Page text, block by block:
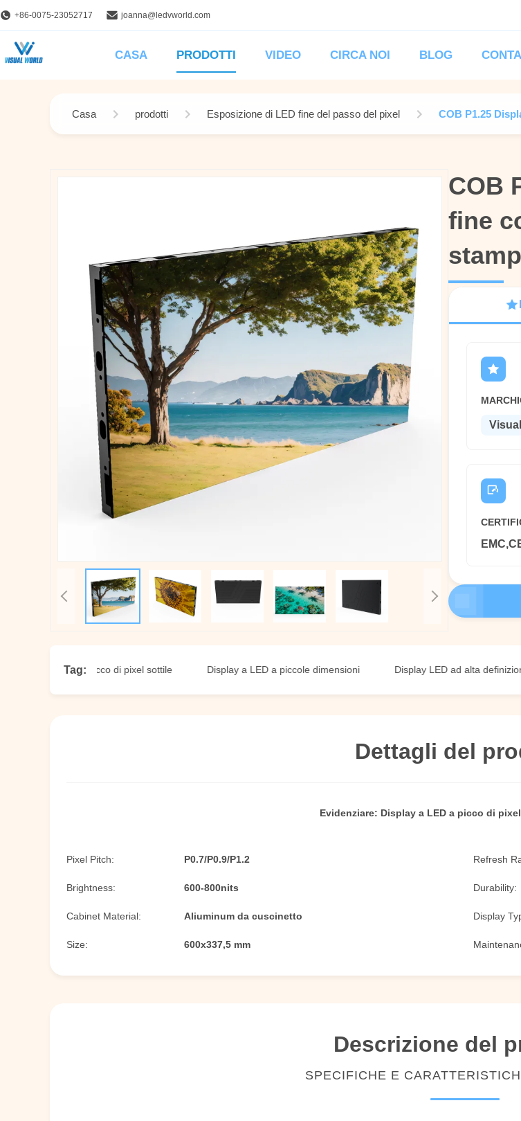
+86-0075-23052717 joanna@ledvworld.com
CASA PRODOTTI VIDEO CIRCA NOI BLOG
Casa prodotti Esposizione di LED fine del passo del pixel COB P1.25
COB
fine
COB
fine
Tag:
a LED a picco di pixel sottile Display a LED a piccole dimensioni Display LED ad alta definizione
Dettagli del
Evidenziare: Display a LED a picco di
Pixel Pitch: P0.7/P0.9/P1.2 Refresh
Brightness: 600-800nits Durability:
Cabinet Material: Aliuminum da cuscinetto Display
Size: 600x337,5 mm
Descrizione del
SPECIFICHE E